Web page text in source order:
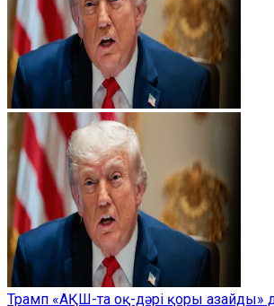
Трамп «АҚШ-та оқ-дәрі қоры азайды»